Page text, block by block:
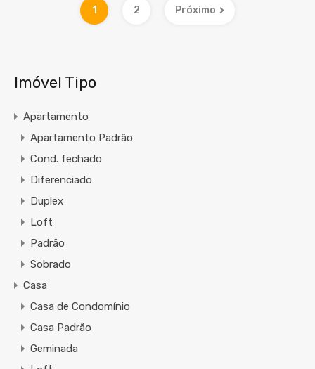
1 2 Próximo
Imóvel Tipo
Apartamento
Apartamento Padrão
Cond. fechado
Diferenciado
Duplex
Loft
Padrão
Sobrado
Casa
Casa de Condomínio
Casa Padrão
Geminada